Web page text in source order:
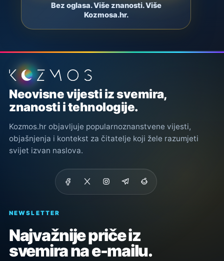
Bez oglasa. Više znanosti. Više
Kozmosa.hr.
Podnožje stranice
Neovisne vijesti iz svemira,
znanosti i tehnologije.
Kozmos.hr objavljuje popularnoznanstvene vijesti,
objašnjenja i kontekst za čitatelje koji žele razumjeti
svijet izvan naslova.
NEWSLETTER
Najvažnije priče iz
svemira na e-mailu.